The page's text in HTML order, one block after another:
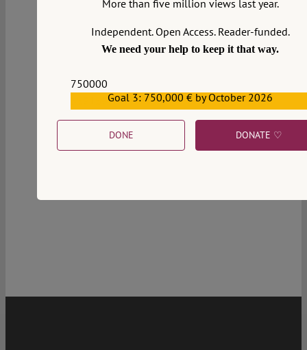
More than five million views last year.
Independent. Open Access. Reader-funded.
We need your help to keep it that way.
750000
Goal 3: 750,000 € by October 2026
DONE DONATE ♡